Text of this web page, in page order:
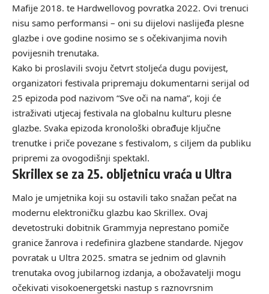
Mafije 2018. te Hardwellovog povratka 2022. Ovi trenuci
nisu samo performansi – oni su dijelovi naslijeđa plesne
glazbe i ove godine nosimo se s očekivanjima novih
povijesnih trenutaka.
Kako bi proslavili svoju četvrt stoljeća dugu povijest,
organizatori festivala pripremaju dokumentarni serijal od
25 epizoda pod nazivom “Sve oči na nama”, koji će
istraživati utjecaj festivala na globalnu kulturu plesne
glazbe. Svaka epizoda kronološki obrađuje ključne
trenutke i priče povezane s festivalom, s ciljem da publiku
pripremi za ovogodišnji spektakl.
Skrillex se za 25. obljetnicu vraća u Ultra
Malo je umjetnika koji su ostavili tako snažan pečat na
modernu elektroničku glazbu kao Skrillex. Ovaj
devetostruki dobitnik Grammyja neprestano pomiče
granice žanrova i redefinira glazbene standarde. Njegov
povratak u Ultra 2025. smatra se jednim od glavnih
trenutaka ovog jubilarnog izdanja, a obožavatelji mogu
očekivati visokoenergetski nastup s raznovrsnim